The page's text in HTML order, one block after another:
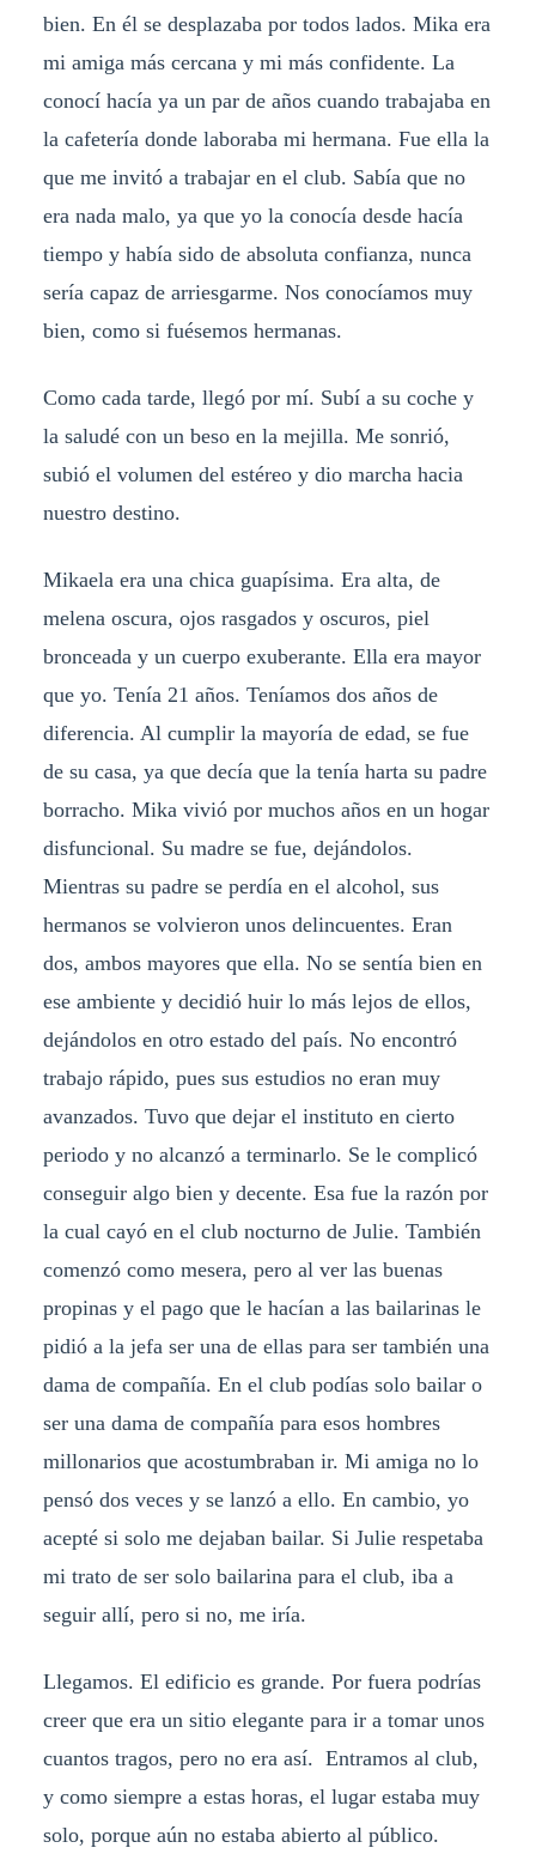
bien. En él se desplazaba por todos lados. Mika era
mi amiga más cercana y mi más confidente. La
conocí hacía ya un par de años cuando trabajaba en
la cafetería donde laboraba mi hermana. Fue ella la
que me invitó a trabajar en el club. Sabía que no
era nada malo, ya que yo la conocía desde hacía
tiempo y había sido de absoluta confianza, nunca
sería capaz de arriesgarme. Nos conocíamos muy
bien, como si fuésemos hermanas.
Como cada tarde, llegó por mí. Subí a su coche y
la saludé con un beso en la mejilla. Me sonrió,
subió el volumen del estéreo y dio marcha hacia
nuestro destino.
Mikaela era una chica guapísima. Era alta, de
melena oscura, ojos rasgados y oscuros, piel
bronceada y un cuerpo exuberante. Ella era mayor
que yo. Tenía 21 años. Teníamos dos años de
diferencia. Al cumplir la mayoría de edad, se fue
de su casa, ya que decía que la tenía harta su padre
borracho. Mika vivió por muchos años en un hogar
disfuncional. Su madre se fue, dejándolos.
Mientras su padre se perdía en el alcohol, sus
hermanos se volvieron unos delincuentes. Eran
dos, ambos mayores que ella. No se sentía bien en
ese ambiente y decidió huir lo más lejos de ellos,
dejándolos en otro estado del país. No encontró
trabajo rápido, pues sus estudios no eran muy
avanzados. Tuvo que dejar el instituto en cierto
periodo y no alcanzó a terminarlo. Se le complicó
conseguir algo bien y decente. Esa fue la razón por
la cual cayó en el club nocturno de Julie. También
comenzó como mesera, pero al ver las buenas
propinas y el pago que le hacían a las bailarinas le
pidió a la jefa ser una de ellas para ser también una
dama de compañía. En el club podías solo bailar o
ser una dama de compañía para esos hombres
millonarios que acostumbraban ir. Mi amiga no lo
pensó dos veces y se lanzó a ello. En cambio, yo
acepté si solo me dejaban bailar. Si Julie respetaba
mi trato de ser solo bailarina para el club, iba a
seguir allí, pero si no, me iría.
Llegamos. El edificio es grande. Por fuera podrías
creer que era un sitio elegante para ir a tomar unos
cuantos tragos, pero no era así. Entramos al club,
y como siempre a estas horas, el lugar estaba muy
solo, porque aún no estaba abierto al público.